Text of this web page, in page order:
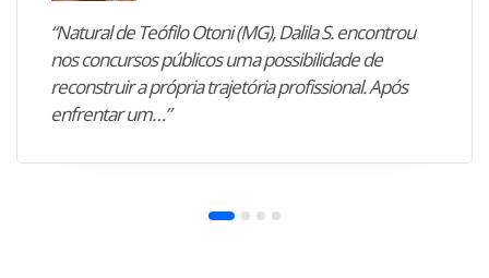
“Natural de Teófilo Otoni (MG), Dalila S. encontrou
nos concursos públicos uma possibilidade de
reconstruir a própria trajetória profissional. Após
enfrentar um…”